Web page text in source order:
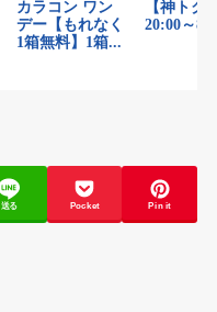
送る Pocket Pin it